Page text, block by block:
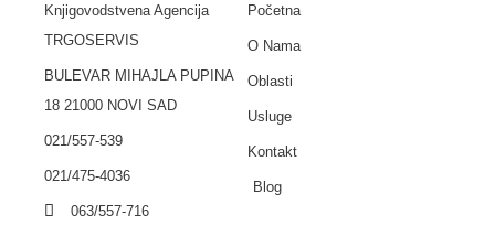
Knjigovodstvena Agencija
TRGOSERVIS
BULEVAR MIHAJLA PUPINA
18 21000 NOVI SAD
021/557-539
021/475-4036
063/557-716
Početna
O Nama
Oblasti
Usluge
Kontakt
Blog